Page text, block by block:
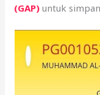
(GAP) untuk